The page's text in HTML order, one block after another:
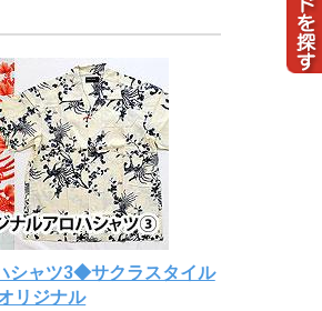
シャツ3◆サクラスタイル
リジナル